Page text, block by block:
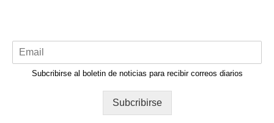
Subcribirse al boletin de noticias para recibir correos diarios
Subcribirse